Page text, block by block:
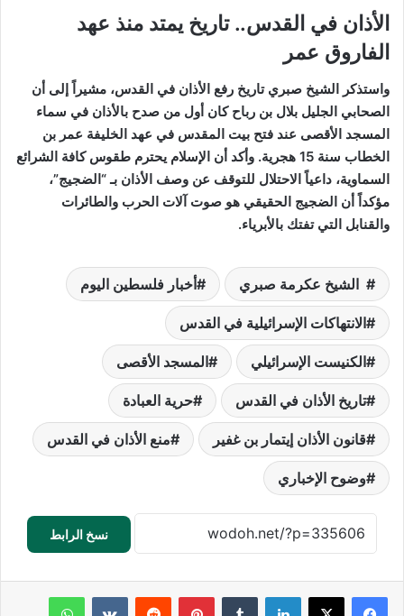
الأذان في القدس.. تاريخ يمتد منذ عهد
الفاروق عمر
واستذكر الشيخ صبري تاريخ رفع الأذان في القدس، مشيراً إلى أن
الصحابي الجليل بلال بن رباح كان أول من صدح بالأذان في سماء
المسجد الأقصى عند فتح بيت المقدس في عهد الخليفة عمر بن
الخطاب سنة 15 هجرية. وأكد أن الإسلام يحترم طقوس كافة الشرائع
السماوية، داعياً الاحتلال للتوقف عن وصف الأذان بـ “الضجيج”،
مؤكداً أن الضجيج الحقيقي هو صوت آلات الحرب والطائرات
والقنابل التي تفتك بالأبرياء.
الشيخ عكرمة صبري أخبار فلسطين اليوم
الانتهاكات الإسرائيلية في القدس
الكنيست الإسرائيلي المسجد الأقصى
تاريخ الأذان في القدس حرية العبادة
قانون الأذان إيتمار بن غفير منع الأذان في القدس
وضوح الإخباري
نسخ الرابط
لينكدإن بينتيريست